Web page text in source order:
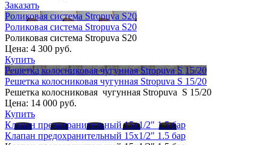
Заказать
Роликовая система Stropuva S20
Роликовая система Stropuva S20
Роликовая система Stropuva S20
Цена: 4 300 руб.
Купить
Решетка колосниковая чугунная Stropuva S 15/20
Решетка колосниковая чугунная Stropuva S 15/20
Решетка колосниковая чугунная Stropuva S 15/20
Цена: 14 000 руб.
Купить
Клапан предохранительный 15х1/2" 1.5 бар
Клапан предохранительный 15х1/2" 1.5 бар